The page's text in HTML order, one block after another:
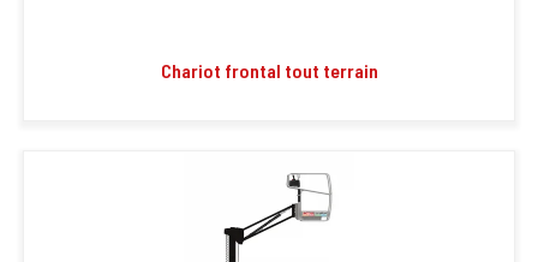
Chariot frontal tout terrain